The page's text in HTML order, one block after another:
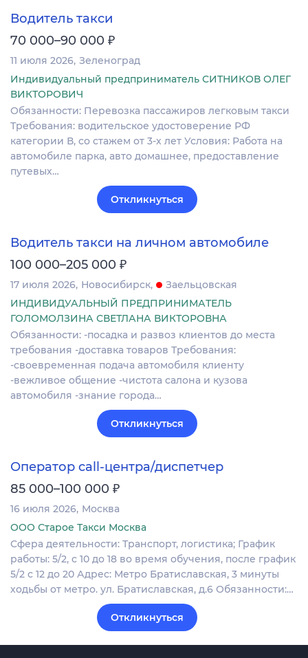
Водитель такси
70 000–90 000 ₽
11 июля 2026 Зеленоград
Индивидуальный предприниматель СИТНИКОВ ОЛЕГ
ВИКТОРОВИЧ
Обязанности: Перевозка пассажиров легковым такси
Требования: водительское удостоверение РФ
категории В, со стажем от 3-х лет Условия: Работа на
автомобиле парка, авто домашнее, предоставление
путевых…
Откликнуться
Водитель такси на личном автомобиле
100 000–205 000 ₽
17 июля 2026 Новосибирск
Заельцовская
ИНДИВИДУАЛЬНЫЙ ПРЕДПРИНИМАТЕЛЬ
ГОЛОМОЛЗИНА СВЕТЛАНА ВИКТОРОВНА
Обязанности: -посадка и развоз клиентов до места
требования -доставка товаров Требования:
-своевременная подача автомобиля клиенту
-вежливое общение -чистота салона и кузова
автомобиля -знание города…
Откликнуться
Оператор call-центра/диспетчер
85 000–100 000 ₽
16 июля 2026 Москва
ООО Старое Такси Москва
Сфера деятельности: Транспорт, логистика; График
работы: 5/2, с 10 до 18 во время обучения, после график
5/2 с 12 до 20 Адрес: Метро Братиславская, 3 минуты
ходьбы от метро. ул. Братиславская, д.6 Обязанности:…
Откликнуться